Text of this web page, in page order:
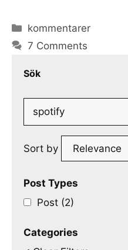
Categories
kommentarer
7 Comments
Sök
Search
Sort by
Post Types
Post (2)
Categories